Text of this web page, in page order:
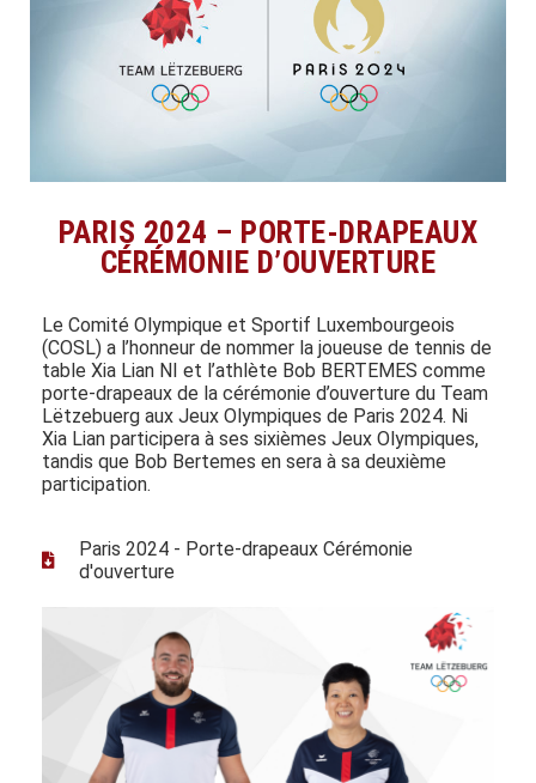
PARIS 2024 – PORTE-DRAPEAUX
CÉRÉMONIE D’OUVERTURE
Le Comité Olympique et Sportif Luxembourgeois
(COSL) a l’honneur de nommer la joueuse de tennis de
table Xia Lian NI et l’athlète Bob BERTEMES comme
porte-drapeaux de la cérémonie d’ouverture du Team
Lëtzebuerg aux Jeux Olympiques de Paris 2024. Ni
Xia Lian participera à ses sixièmes Jeux Olympiques,
tandis que Bob Bertemes en sera à sa deuxième
participation.
Paris 2024 - Porte-drapeaux Cérémonie
d'ouverture